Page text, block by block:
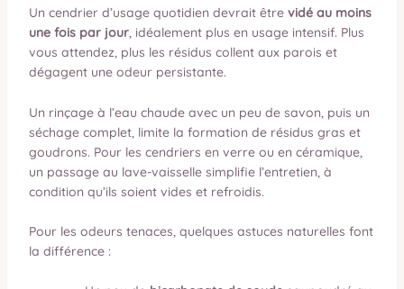
Un cendrier d’usage quotidien devrait être vidé au moins
une fois par jour, idéalement plus en usage intensif. Plus
vous attendez, plus les résidus collent aux parois et
dégagent une odeur persistante.
Un rinçage à l’eau chaude avec un peu de savon, puis un
séchage complet, limite la formation de résidus gras et
goudrons. Pour les cendriers en verre ou en céramique,
un passage au lave-vaisselle simplifie l’entretien, à
condition qu’ils soient vides et refroidis.
Pour les odeurs tenaces, quelques astuces naturelles font
la différence :